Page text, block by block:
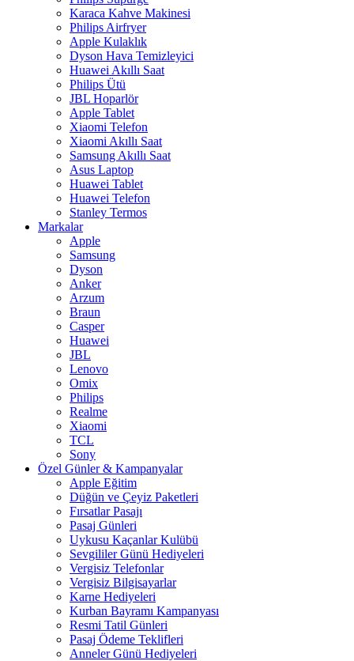
Karaca Kahve Makinesi
Philips Airfryer
Apple Kulaklık
Dyson Hava Temizleyici
Huawei Akıllı Saat
Philips Ütü
JBL Hoparlör
Apple Tablet
Xiaomi Telefon
Xiaomi Akıllı Saat
Samsung Akıllı Saat
Asus Laptop
Huawei Tablet
Huawei Telefon
Stanley Termos
Markalar
Apple
Samsung
Dyson
Anker
Arzum
Braun
Casper
Huawei
JBL
Lenovo
Omix
Philips
Realme
Xiaomi
TCL
Sony
Özel Günler & Kampanyalar
Apple Eğitim
Düğün ve Çeyiz Paketleri
Fırsatlar Pasajı
Pasaj Günleri
Uykusu Kaçanlar Kulübü
Sevgililer Günü Hediyeleri
Vergisiz Telefonlar
Vergisiz Bilgisayarlar
Karne Hediyeleri
Kurban Bayramı Kampanyası
Resmi Tatil Günleri
Pasaj Ödeme Teklifleri
Anneler Günü Hediyeleri